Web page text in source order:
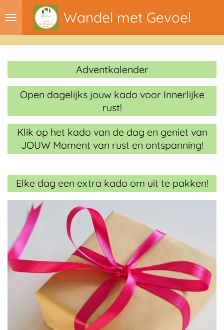
Wandel met Gevoel
Adventkalender
Open dagelijks jouw kado voor Innerlijke
rust!
Klik op het kado van de dag en geniet van
JOUW Moment van rust en ontspanning!
Elke dag een extra kado om uit te pakken!